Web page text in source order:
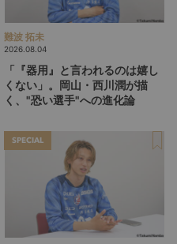
難波 拓未
2026.08.04
「『器用』と言われるのは嬉し
くない」。岡山・西川潤が描
く、"恐い選手"への進化論
SPECIAL